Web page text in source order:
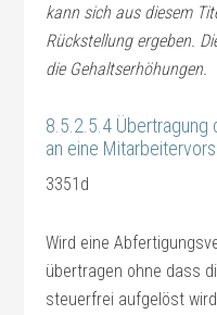
kann sich aus diesem
Rückstellung ergeben.
die Gehaltserhöhungen.
8.5.2.5.4
an eine
3351d
Wird eine
übertragen ohne dass
steuerfrei aufgelöst